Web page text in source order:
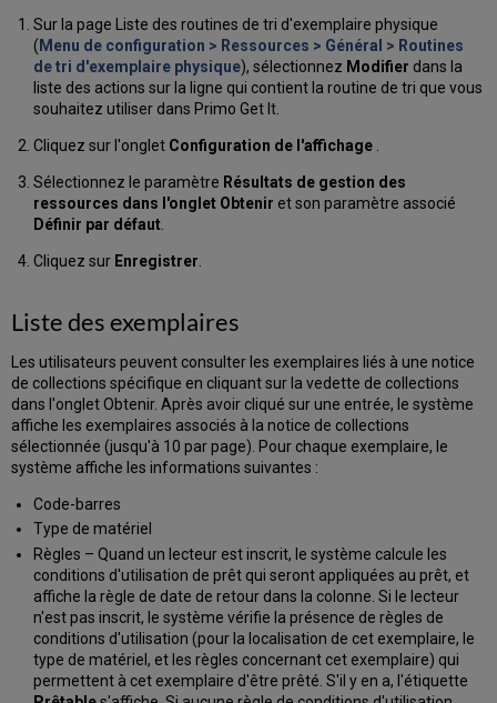
Sur la page Liste des routines de tri d'exemplaire physique
( Menu de configuration > Ressources > Général > Routines
de tri d'exemplaire physique), sélectionnez Modifier dans la
liste des actions sur la ligne qui contient la routine de tri que vous
souhaitez utiliser dans Primo Get It.
Cliquez sur l'onglet Configuration de l'affichage
Sélectionnez le paramètre Résultats de gestion des
ressources dans l'onglet Obtenir et son paramètre associé
Définir par défaut.
Cliquez sur Enregistrer
Liste des exemplaires
Les utilisateurs peuvent consulter les exemplaires liés à une notice
de collections spécifique en cliquant sur la vedette de collections
dans l'onglet Obtenir. Après avoir cliqué sur une entrée, le système
affiche les exemplaires associés à la notice de collections
sélectionnée (jusqu'à 10 par page). Pour chaque exemplaire, le
système affiche les informations suivantes :
Code-barres
Type de matériel
Règles – Quand un lecteur est inscrit, le système calcule les
conditions d'utilisation de prêt qui seront appliquées au prêt, et
affiche la règle de date de retour dans la colonne. Si le lecteur
n'est pas inscrit, le système vérifie la présence de règles de
conditions d'utilisation (pour la localisation de cet exemplaire, le
type de matériel, et les règles concernant cet exemplaire) qui
permettent à cet exemplaire d'être prêté. S'il y en a, l'étiquette